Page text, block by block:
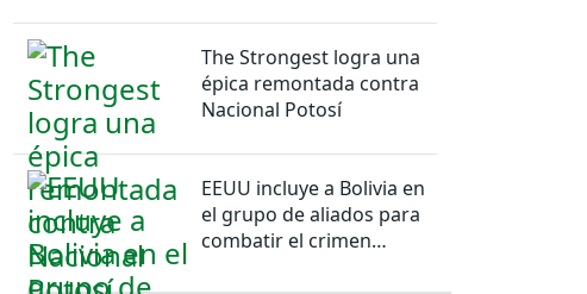
The Strongest logra una
épica remontada contra
Nacional Potosí
EEUU incluye a Bolivia en
el grupo de aliados para
combatir el crimen